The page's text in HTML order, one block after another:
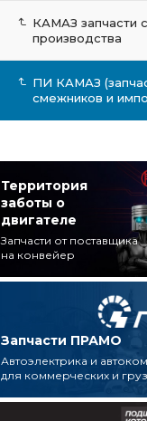
КАМАЗ запчасти
производства
ПИ КАМАЗ
смежников и
Территория
заботы о
двигателе
Запчасти от поставщика
на конвейер
Запчасти ПРАМО
Автоэлектрика и
для коммерческих и